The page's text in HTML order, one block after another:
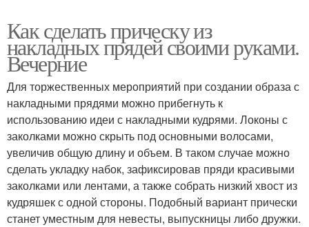
Как сделать прическу из
накладных прядей своими руками.
Вечерние
Для торжественных мероприятий при создании образа с
накладными прядями можно прибегнуть к
использованию идеи с накладными кудрями. Локоны с
заколками можно скрыть под основными волосами,
увеличив общую длину и объем. В таком случае можно
сделать укладку набок, зафиксировав пряди красивыми
заколками или лентами, а также собрать низкий хвост из
кудряшек с одной стороны. Подобный вариант прически
станет уместным для невесты, выпускницы либо дружки.